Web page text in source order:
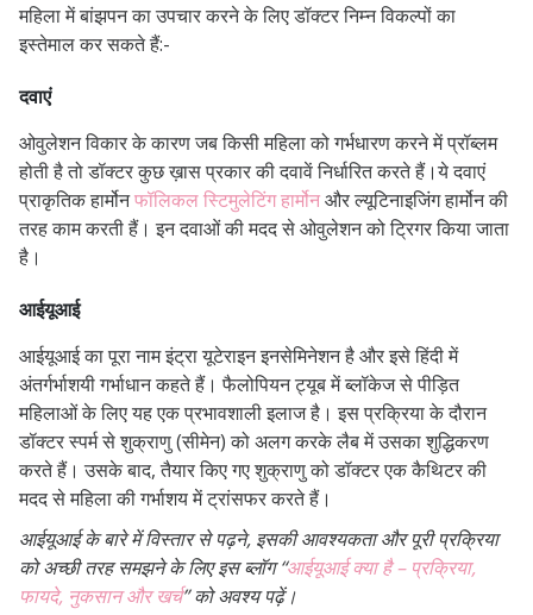
महिला में बांझपन का उपचार करने के लिए डॉक्टर निम्न विकल्पों का
इस्तेमाल कर सकते हैं:-
दवाएं
ओवुलेशन विकार के कारण जब किसी महिला को गर्भधारण करने में प्रॉब्लम
होती है तो डॉक्टर कुछ ख़ास प्रकार की दवावें निर्धारित करते हैं।ये दवाएं
प्राकृतिक हार्मोनफॉलिकल स्टिमुलेटिंग हार्मोनऔर ल्यूटिनाइजिंग हार्मोन की
तरह काम करती हैं। इन दवाओं की मदद से ओवुलेशन को ट्रिगर किया जाता
है।
आईयूआई
आईयूआई का पूरा नाम इंट्रा यूटेराइन इनसेमिनेशन है और इसे हिंदी में
अंतर्गर्भाशयी गर्भाधान कहते हैं।फैलोपियन ट्यूब में ब्लॉकेज से पीड़ित
महिलाओं के लिए यह एक प्रभावशाली इलाज है।इस प्रक्रिया के दौरान
डॉक्टर स्पर्म से शुक्राणु (सीमेन) को अलग करके लैब में उसका शुद्धिकरण
करते हैं।उसके बाद, तैयार किए गए शुक्राणु को डॉक्टर एक कैथिटर की
मदद से महिला की गर्भाशय में ट्रांसफर करते हैं।
आईयूआई के बारे में विस्तार से पढ़ने, इसकी आवश्यकता और पूरी प्रक्रिया
को अच्छी तरह समझने के लिए इस ब्लॉग “आईयूआई क्या है – प्रक्रिया,
फायदे, नुकसान और खर्च” को अवश्य पढ़ें।